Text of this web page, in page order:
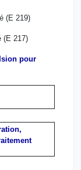
(E 219)
(E 217)
pour